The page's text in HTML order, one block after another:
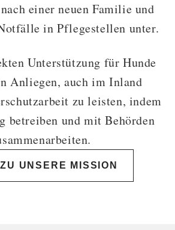
einer neuen Familie und
in Pflegestellen unter.
Unterstützung für Hunde
Anliegen, auch im Inland
zu leisten, indem
betreiben und mit Behörden
UNSERE MISSION